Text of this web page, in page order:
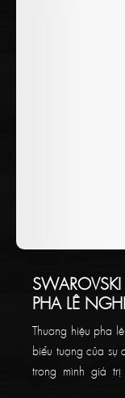
PHA LÊ
Thương hiệu pha
biểu tượng của sự
trong mình giá